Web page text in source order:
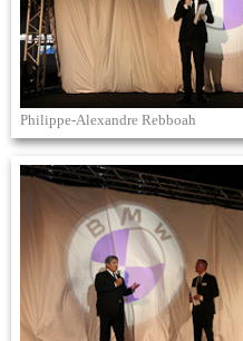
Philippe-Alexandre Rebboah